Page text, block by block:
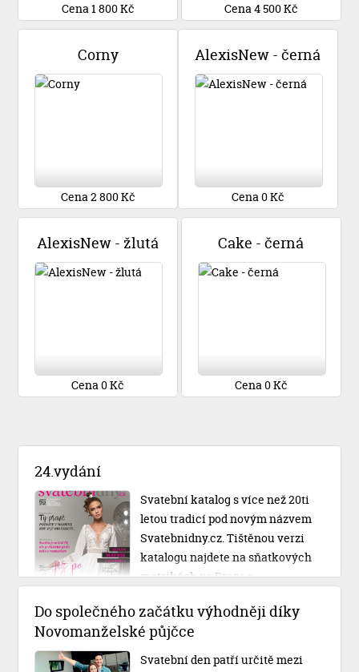
Cena 1 800 Kč Cena 4 500 Kč
Corny
Cena 2 800 Kč
AlexisNew - černá
Cena 0 Kč
AlexisNew - žlutá
Cena 0 Kč
Cake - černá
Cena 0 Kč
24.vydání
Svatební katalog s více než 20ti
letou tradicí pod novým názvem
Svatebnidny.cz. Tištěnou verzi
katalogu najdete na sňatkových
matrikách po Praze a
Do společného začátku výhodněji díky
Novomanželské půjčce
Svatební den patří určitě mezi